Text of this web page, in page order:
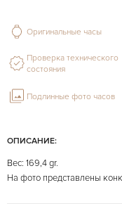
ОПИСАНИЕ:
Вес: 169,4 gr.
На фото представлены
Оригинальные часы
Проверка технического
состояния
Подлинные фото часов